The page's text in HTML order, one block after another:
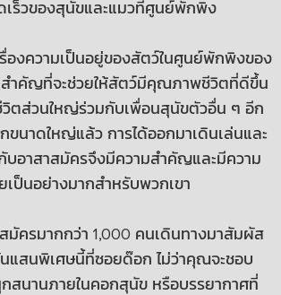
เร็วของสุนัขและแมวที่ศูนย์พักพิง
รื่องความเป็นอยู่ของสัตว์ในศูนย์พักพิงของ
สำคัญที่จะช่วยให้สัตว์มีคุณภาพชีวิตที่ดีขึ้น
วิตส่วนใหญ่ร่วมกับเพื่อนสุนัขตัวอื่น ๆ อีก
ขนาดใหญ่แล้ว การได้ออกมาเดินเล่นและ
บอาสาสมัครจึงมีความสำคัญและมีความ
เป็นอย่างมากสำหรับพวกเขา
มัครมากกว่า 1,000 คนเดินทางมาสัมผัส
แสนพิเศษนี้ที่ซอยด๊อก ไม่ว่าคุณจะชอบ
สนานภายในคอกสุนัข หรือบรรยากาศที่